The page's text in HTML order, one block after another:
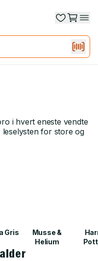
i hvert eneste vendte
leselysten for store og
Gris
Musse &
Helium